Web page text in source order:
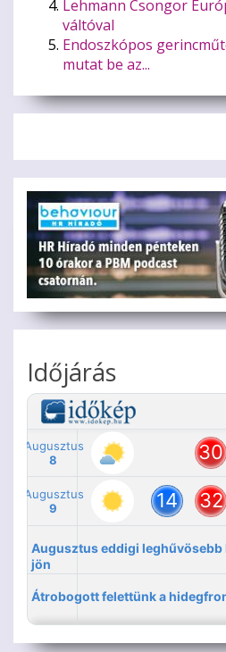
Lehmann Csongor
váltóval
Endoszkópos
mutat be az...
Időjárás